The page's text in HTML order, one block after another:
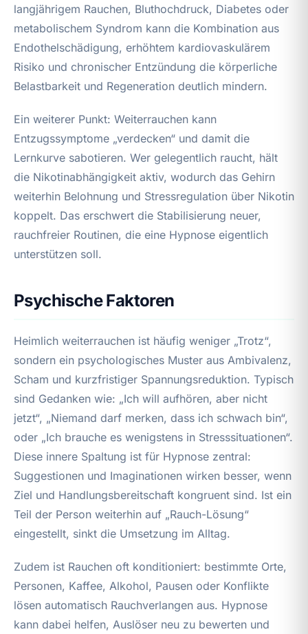
langjährigem Rauchen, Bluthochdruck, Diabetes oder
metabolischem Syndrom kann die Kombination aus
Endothelschädigung, erhöhtem kardiovaskulärem
Risiko und chronischer Entzündung die körperliche
Belastbarkeit und Regeneration deutlich mindern.
Ein weiterer Punkt: Weiterrauchen kann
Entzugssymptome „verdecken“ und damit die
Lernkurve sabotieren. Wer gelegentlich raucht, hält
die Nikotinabhängigkeit aktiv, wodurch das Gehirn
weiterhin Belohnung und Stressregulation über Nikotin
koppelt. Das erschwert die Stabilisierung neuer,
rauchfreier Routinen, die eine Hypnose eigentlich
unterstützen soll.
Psychische Faktoren
Heimlich weiterrauchen ist häufig weniger „Trotz“,
sondern ein psychologisches Muster aus Ambivalenz,
Scham und kurzfristiger Spannungsreduktion. Typisch
sind Gedanken wie: „Ich will aufhören, aber nicht
jetzt“, „Niemand darf merken, dass ich schwach bin“,
oder „Ich brauche es wenigstens in Stresssituationen“.
Diese innere Spaltung ist für Hypnose zentral:
Suggestionen und Imaginationen wirken besser, wenn
Ziel und Handlungsbereitschaft kongruent sind. Ist ein
Teil der Person weiterhin auf „Rauch-Lösung“
eingestellt, sinkt die Umsetzung im Alltag.
Zudem ist Rauchen oft konditioniert: bestimmte Orte,
Personen, Kaffee, Alkohol, Pausen oder Konflikte
lösen automatisch Rauchverlangen aus. Hypnose
kann dabei helfen, Auslöser neu zu bewerten und